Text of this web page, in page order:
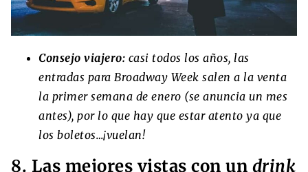
Consejo viajero: casi todos los años, las
entradas para Broadway Week salen a la venta
la primer semana de enero (se anuncia un mes
antes), por lo que hay que estar atento ya que
los boletos…¡vuelan!
8. Las mejores vistas con un drink